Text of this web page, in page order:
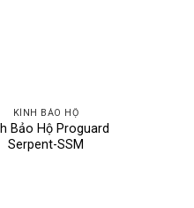
KÍNH BẢO HỘ
Bảo Hộ Proguard
Serpent-SSM